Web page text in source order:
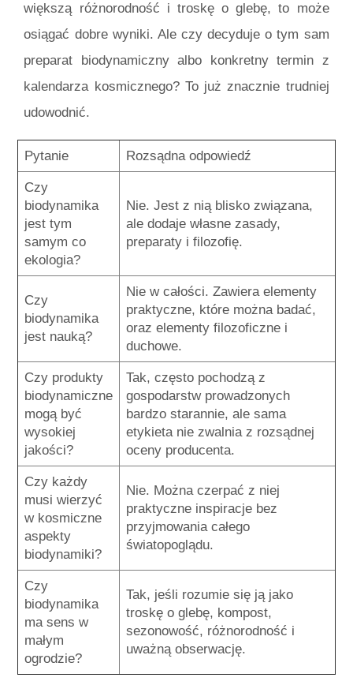
większą różnorodność i troskę o glebę, to może
osiągać dobre wyniki. Ale czy decyduje o tym sam
preparat biodynamiczny albo konkretny termin z
kalendarza kosmicznego? To już znacznie trudniej
udowodnić.
Pytanie Rozsądna odpowiedź
Czy
biodynamika
jest tym
samym co
ekologia?
Nie. Jest z nią blisko związana,
ale dodaje własne zasady,
preparaty i filozofię.
Czy
biodynamika
jest nauką?
Nie w całości. Zawiera elementy
praktyczne, które można badać,
oraz elementy filozoficzne i
duchowe.
Czy produkty
biodynamiczne
mogą być
wysokiej
jakości?
Tak, często pochodzą z
gospodarstw prowadzonych
bardzo starannie, ale sama
etykieta nie zwalnia z rozsądnej
oceny producenta.
Czy każdy
musi wierzyć
w kosmiczne
aspekty
biodynamiki?
Nie. Można czerpać z niej
praktyczne inspiracje bez
przyjmowania całego
światopoglądu.
Czy
biodynamika
ma sens w
małym
ogrodzie?
Tak, jeśli rozumie się ją jako
troskę o glebę, kompost,
sezonowość, różnorodność i
uważną obserwację.